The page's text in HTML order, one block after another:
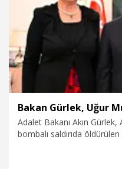
Adalet Bakanı Akın
bombalı saldırıda